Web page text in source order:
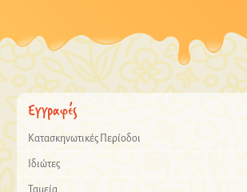
Εγγραφές
Κατασκηνωτικές Περίοδοι
Ιδιώτες